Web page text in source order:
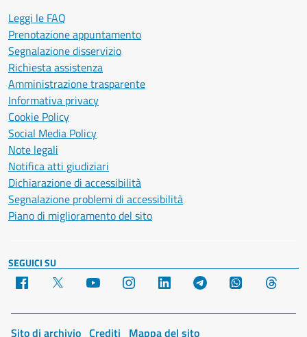
Leggi le FAQ
Prenotazione appuntamento
Segnalazione disservizio
Richiesta assistenza
Amministrazione trasparente
Informativa privacy
Cookie Policy
Social Media Policy
Note legali
Notifica atti giudiziari
Dichiarazione di accessibilità
Segnalazione problemi di accessibilità
Piano di miglioramento del sito
SEGUICI SU
Facebook YouTube Instagram LinkedIn Telegram WhatsApp
Sito di archivio Crediti Mappa del sito